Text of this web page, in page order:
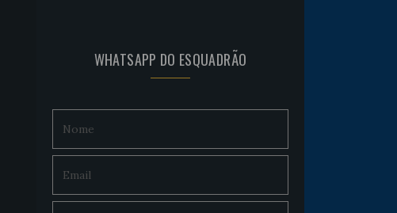
WHATSAPP DO ESQUADRÃO